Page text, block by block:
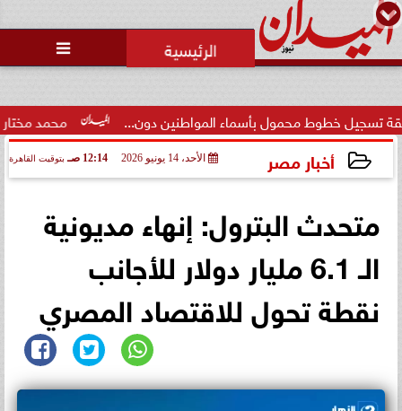

محمد مختار جمعة: بدل محمول بأسماء المواطنين دون...
أخبار مصر الأحد، 14 يونيو 2026 12:14 صـ بتوقيت القاهرة
متحدث البترول: إنهاء مديونية
الـ 6.1 مليار دولار للأجانب
نقطة تحول للاقتصاد المصري